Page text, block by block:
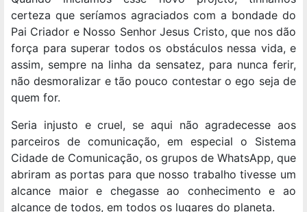
certeza que seríamos agraciados com a bondade do
Pai Criador e Nosso Senhor Jesus Cristo, que nos dão
força para superar todos os obstáculos nessa vida, e
assim, sempre na linha da sensatez, para nunca ferir,
não desmoralizar e tão pouco contestar o ego seja de
quem for.
Seria injusto e cruel, se aqui não agradecesse aos
parceiros de comunicação, em especial o Sistema
Cidade de Comunicação, os grupos de WhatsApp, que
abriram as portas para que nosso trabalho tivesse um
alcance maior e chegasse ao conhecimento e ao
alcance de todos, em todos os lugares do planeta.